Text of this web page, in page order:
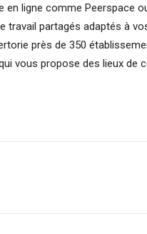
ligne comme Peerspace
travail partagés adaptés à
près de 350
vous propose des lieux de